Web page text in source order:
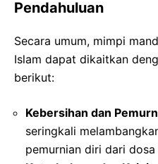
Pendahuluan
Secara umum, mimpi
Islam dapat dikaitkan
berikut:
Kebersihan dan
seringkali
pemurnian diri dari dosa